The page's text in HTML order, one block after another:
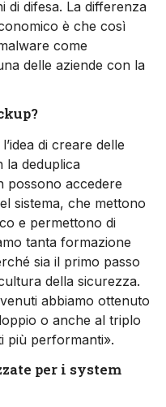
di difesa. La differenza
è che così
come
delle aziende con la
di creare delle
la deduplica
possono accedere
sistema, che mettono
e permettono di
tanta formazione
sia il primo passo
della sicurezza.
abbiamo ottenuto
o anche al triplo
più performanti».
per i system